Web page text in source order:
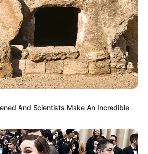
And Scientists Make An Incredible